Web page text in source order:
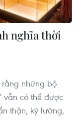
nghĩa thời
những bộ
vẫn có thể được
thận, kỹ lưỡng,